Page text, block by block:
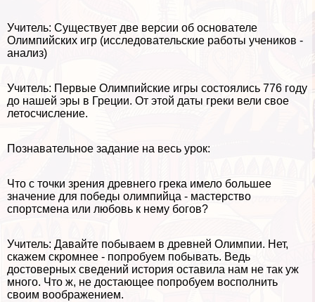
Учитель: Существует две версии об основателе
Олимпийских игр (исследовательские работы учеников -
анализ)
Учитель: Первые Олимпийские игры состоялись 776 году
до нашей эры в Греции. От этой даты греки вели свое
летосчисление.
Познавательное задание на весь урок:
Что с точки зрения древнего грека имело большее
значение для победы олимпийца - мастерство
спортсмена или любовь к нему богов?
Учитель: Давайте побываем в древней Олимпии. Нет,
скажем скромнее - попробуем побывать. Ведь
достоверных сведений история оставила нам не так уж
много. Что ж, не достающее попробуем восполнить
своим воображением.